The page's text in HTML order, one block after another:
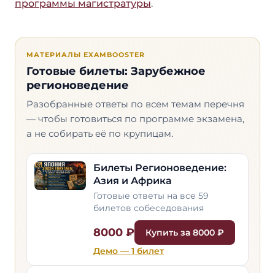
программы магистратуры.
МАТЕРИАЛЫ EXAMBOOSTER
Готовые билеты: Зарубежное
регионоведение
Разобранные ответы по всем темам перечня
— чтобы готовиться по программе экзамена,
а не собирать её по крупицам.
Билеты Регионоведение:
Азия и Африка
Готовые ответы на все 59
билетов собеседования
8000 ₽ Купить за 8000 ₽
Демо — 1 билет